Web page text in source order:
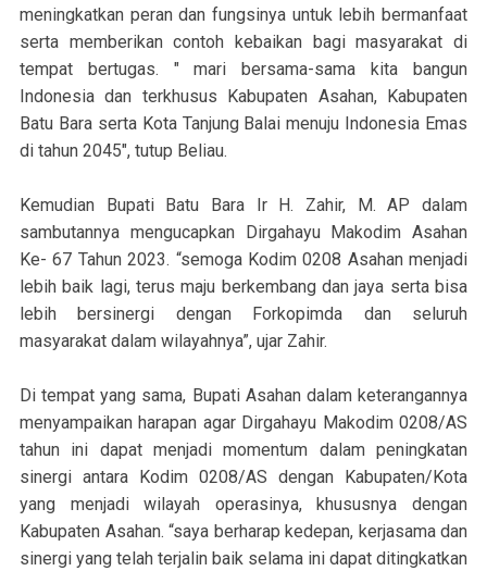
meningkatkan peran dan fungsinya untuk lebih bermanfaat
serta memberikan contoh kebaikan bagi masyarakat di
tempat bertugas. " mari bersama-sama kita bangun
Indonesia dan terkhusus Kabupaten Asahan, Kabupaten
Batu Bara serta Kota Tanjung Balai menuju Indonesia Emas
di tahun 2045", tutup Beliau.
Kemudian Bupati Batu Bara Ir H. Zahir, M. AP dalam
sambutannya mengucapkan Dirgahayu Makodim Asahan
Ke- 67 Tahun 2023. “semoga Kodim 0208 Asahan menjadi
lebih baik lagi, terus maju berkembang dan jaya serta bisa
lebih bersinergi dengan Forkopimda dan seluruh
masyarakat dalam wilayahnya”, ujar Zahir.
Di tempat yang sama, Bupati Asahan dalam keterangannya
menyampaikan harapan agar Dirgahayu Makodim 0208/AS
tahun ini dapat menjadi momentum dalam peningkatan
sinergi antara Kodim 0208/AS dengan Kabupaten/Kota
yang menjadi wilayah operasinya, khususnya dengan
Kabupaten Asahan. “saya berharap kedepan, kerjasama dan
sinergi yang telah terjalin baik selama ini dapat ditingkatkan